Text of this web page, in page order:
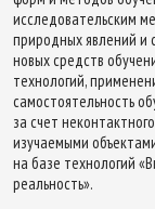
исследовательским
природных явлений и
новых средств
технологий,
самостоятельность
за счет
изучаемыми
на базе технологий
реальность».